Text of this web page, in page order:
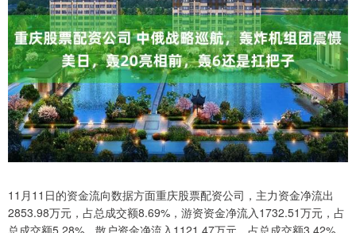
11月11日的资金流向数据方面重庆股票配资公司，主力资金净流出
2853.98万元，占总成交额8.69%，游资资金净流入1732.51万元，占